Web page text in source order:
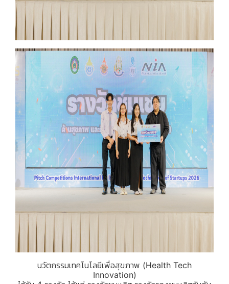
นวัตกรรมเทคโนโลยีเพื่อสุขภาพ (Health Tech
Innovation)